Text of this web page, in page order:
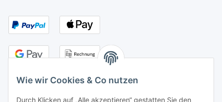
Wie wir Cookies & Co nutzen
Durch Klicken auf „Alle akzeptieren“ gestatten Sie den